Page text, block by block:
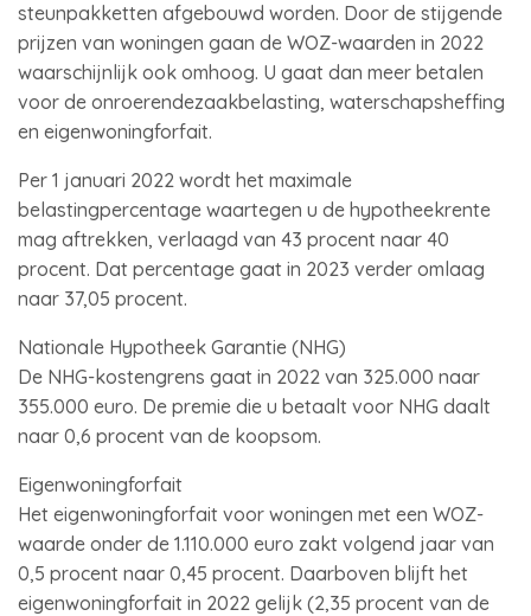
steunpakketten afgebouwd worden. Door de stijgende
prijzen van woningen gaan de WOZ-waarden in 2022
waarschijnlijk ook omhoog. U gaat dan meer betalen
voor de onroerendezaakbelasting, waterschapsheffing
en eigenwoningforfait.
Per 1 januari 2022 wordt het maximale
belastingpercentage waartegen u de hypotheekrente
mag aftrekken, verlaagd van 43 procent naar 40
procent. Dat percentage gaat in 2023 verder omlaag
naar 37,05 procent.
Nationale Hypotheek Garantie (NHG)
De NHG-kostengrens gaat in 2022 van 325.000 naar
355.000 euro. De premie die u betaalt voor NHG daalt
naar 0,6 procent van de koopsom.
Eigenwoningforfait
Het eigenwoningforfait voor woningen met een WOZ-
waarde onder de 1.110.000 euro zakt volgend jaar van
0,5 procent naar 0,45 procent. Daarboven blijft het
eigenwoningforfait in 2022 gelijk (2,35 procent van de